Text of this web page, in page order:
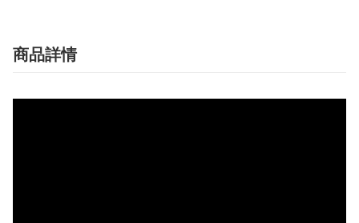
商品詳情